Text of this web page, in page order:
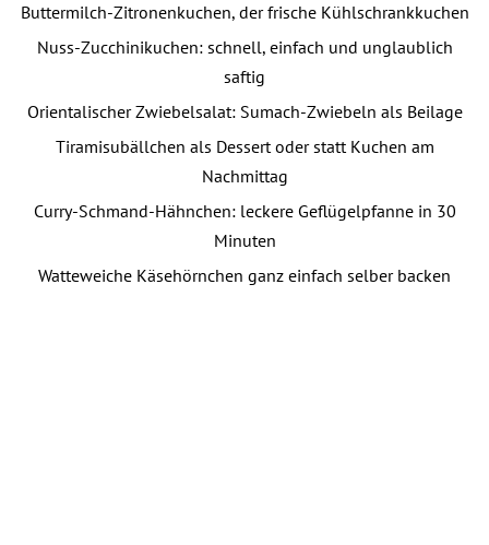
Buttermilch-Zitronenkuchen, der frische Kühlschrankkuchen
Nuss-Zucchinikuchen: schnell, einfach und unglaublich
saftig
Orientalischer Zwiebelsalat: Sumach-Zwiebeln als Beilage
Tiramisubällchen als Dessert oder statt Kuchen am
Nachmittag
Curry-Schmand-Hähnchen: leckere Geflügelpfanne in 30
Minuten
Watteweiche Käsehörnchen ganz einfach selber backen